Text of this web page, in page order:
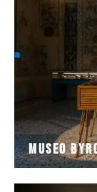
Museo
Museo
Il rinnovato